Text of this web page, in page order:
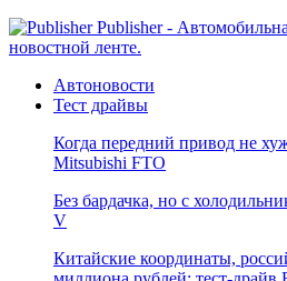
Publisher -
новостной ленте.
Автоновости
Тест драйвы
Когда передний привод не
Mitsubishi FTO
Без бардачка, но с
V
Китайские координаты,